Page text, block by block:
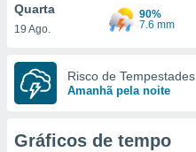
este sitio
IP e
possam
com
Quarta
19 Ago.
90%
7.6 mm
Risco de Tempestades
Amanhã pela noite
Gráficos de tempo